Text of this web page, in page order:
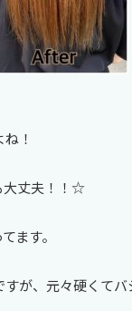
！
大丈夫！！☆
ます。
が、元々硬くて